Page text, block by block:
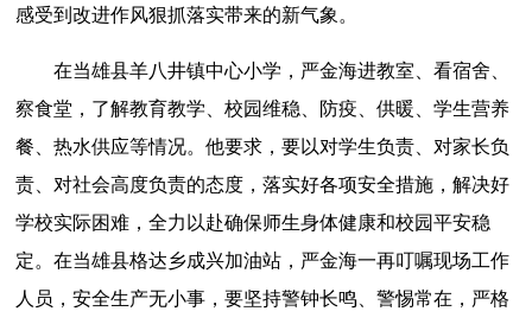
感受到改进作风狠抓落实带来的新气象。
在当雄县羊八井镇中心小学，严金海进教室、看宿舍、
察食堂，了解教育教学、校园维稳、防疫、供暖、学生营养
餐、热水供应等情况。他要求，要以对学生负责、对家长负
责、对社会高度负责的态度，落实好各项安全措施，解决好
学校实际困难，全力以赴确保师生身体健康和校园平安稳
定。在当雄县格达乡成兴加油站，严金海一再叮嘱现场工作
人员，安全生产无小事，要坚持警钟长鸣、警惕常在，严格